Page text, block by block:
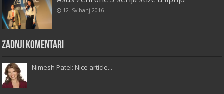
12. Svibanj 2016
Zadnji komentari
Nimesh Patel: Nice article...